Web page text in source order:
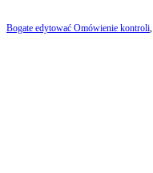
Bogate edytować Omówienie kontroli,